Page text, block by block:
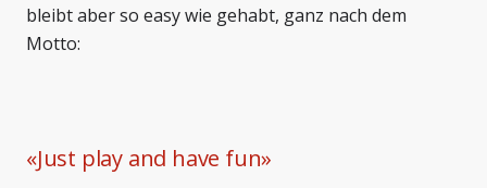
bleibt aber so easy wie gehabt, ganz nach dem
Motto:
«Just play and have fun»